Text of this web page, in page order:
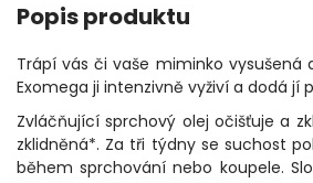
Popis produktu
Trápí vás či vaše miminko vysušená
Exomega ji intenzivně vyživí a dodá
Zvláčňující sprchový olej očišťuje a
zklidněná*. Za tři týdny se suchost
během sprchování nebo koupele.